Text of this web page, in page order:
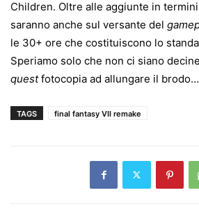
Children. Oltre alle aggiunte in
saranno anche sul versante del
le 30+ ore che costituiscono lo
Speriamo solo che non ci siano
questfotocopia ad allungare il brodo…
TAGS final fantasy VII remake